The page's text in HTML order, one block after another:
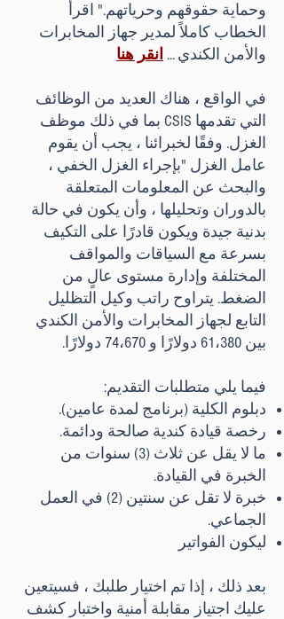
وحماية حقوقهم وحرياتهم." اقرأ
الخطاب كاملاً لمدير جهاز المخابرات
والأمن الكندي ... انقر هنا
في الواقع ، هناك العديد من الوظائف
التي تقدمها CSIS بما في ذلك موظف
الغزل. وفقًا لخبرائنا ، يجب أن يقوم
عامل الغزل "بإجراء الغزل الخفي ،
والبحث عن المعلومات المتعلقة
بالدوران وتحليلها ، وأن يكون في حالة
بدنية جيدة ويكون قادرًا على التكيف
بسرعة مع السياقات والمواقف
المختلفة وإدارة مستوى عالٍ من
الضغط. يتراوح راتب وكيل التظليل
التابع لجهاز المخابرات والأمن الكندي
بين 61،380 دولارًا و 74،670 دولارًا.
فيما يلي متطلبات التقديم:
دبلوم الكلية (برنامج لمدة عامين).
رخصة قيادة كندية صالحة ودائمة.
ما لا يقل عن ثلاث (3) سنوات من
الخبرة في القيادة.
خبرة لا تقل عن سنتين (2) في العمل
الجماعي.
ليكون الفواتير
بعد ذلك ، إذا تم اختيار طلبك ، فسيتعين
عليك اجتياز مقابلة أمنية واختبار كشف